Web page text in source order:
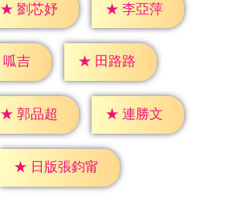
★ 劉芯妤 ★ 李亞萍
呱吉 ★ 田路路
★ 郭品超 ★ 連勝文
★ 日版張鈞甯